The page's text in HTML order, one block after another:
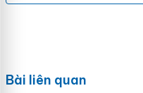
Bài liên quan